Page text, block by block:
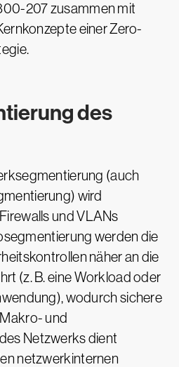
207 zusammen mit
einer Zero-
des
(auch
wird
und VLANs
werden die
näher an die
(z. B. eine Workload oder
wodurch sichere
und
Netzwerks dient
netzwerkinternen